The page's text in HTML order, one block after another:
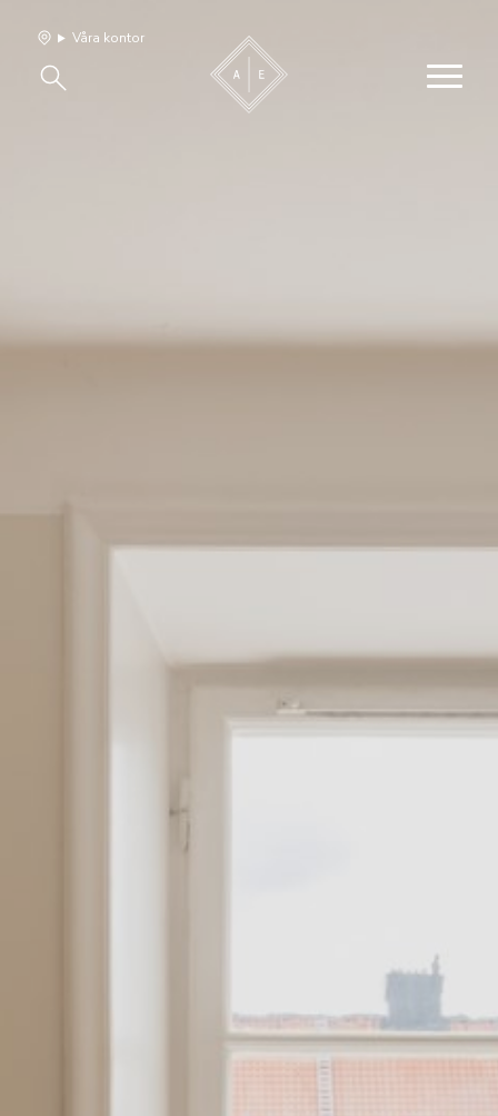
Franchise
Våra kontor